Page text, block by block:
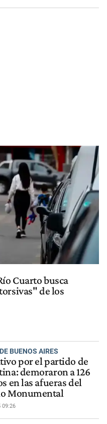
Cuarto busca
de los
BUENOS AIRES
por el partido de
demoraron a 126
en las afueras del
Monumental
09:26